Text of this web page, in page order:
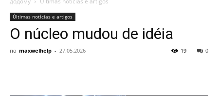
Últimas notícias e artigos
O núcleo mudou de idéia
по maxwelhelp - 27.05.2026 0
19